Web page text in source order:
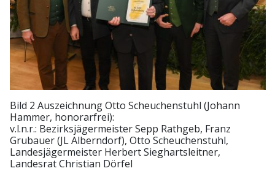
Bild 2 Auszeichnung Otto Scheuchenstuhl (Johann
Hammer, honorarfrei):
v.l.n.r.: Bezirksjägermeister Sepp Rathgeb, Franz
Grubauer (JL Alberndorf), Otto Scheuchenstuhl,
Landesjägermeister Herbert Sieghartsleitner,
Landesrat Christian Dörfel